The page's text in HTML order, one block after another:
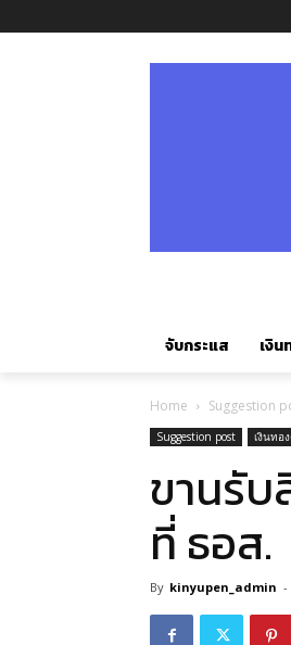
จับกระแส เงิ
Home Suggestion
Suggestion post เงินทอ
ขานรับ
ที่ ธอส.
By kinyupen_admin -